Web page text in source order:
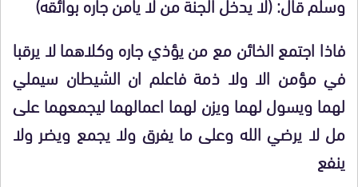
فاذا اجتمع الخائن مع من يؤذي جاره وكلاهما لا يرقبا
في مؤمن الا ولا ذمة فاعلم ان الشيطان سيملي
لهما ويسول لهما ويزن لهما اعمالهما ليجمعهما على
مل لا يرضي الله وعلى ما يفرق ولا يجمع ويضر ولا
ينفع